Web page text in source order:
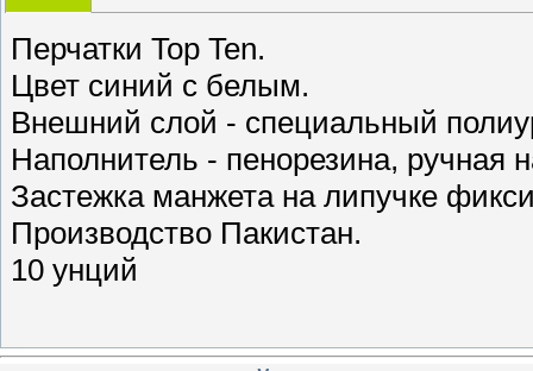
Перчатки Top Ten.
Цвет синий с белым.
Внешний слой - специальный
Наполнитель - пенорезина, ручная
Застежка манжета на липучке
Производство Пакистан.
10 унций